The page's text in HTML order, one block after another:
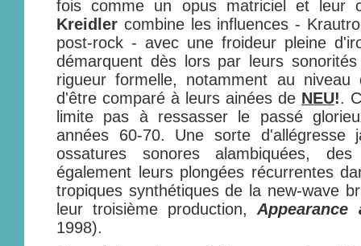
fois comme un opus matriciel et leur
Kreidler combine les influences -
post-rock - avec une froideur pleine
démarquent dès lors par leurs
rigueur formelle, notamment au
d'être comparé à leurs ainées de NEU!.
limite pas à ressasser le passé
années 60-70. Une sorte d'allégresse
ossatures sonores alambiquées,
également leurs plongées récurrentes
tropiques synthétiques de la new-wave
leur troisième production,
1998).